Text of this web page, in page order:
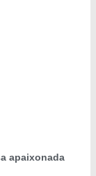
apaixonada